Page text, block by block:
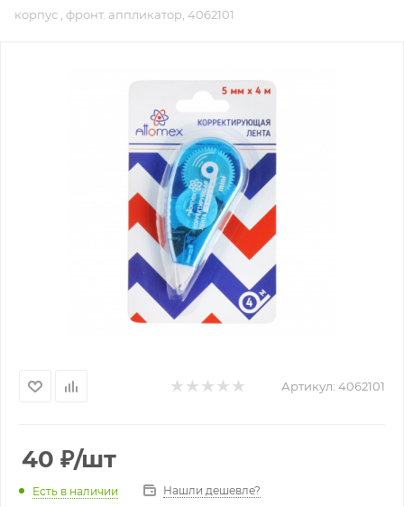
корпус , фронт. аппликатор, 4062101
Артикул: 4062101
40 ₽/шт
Есть в наличии Нашли дешевле?